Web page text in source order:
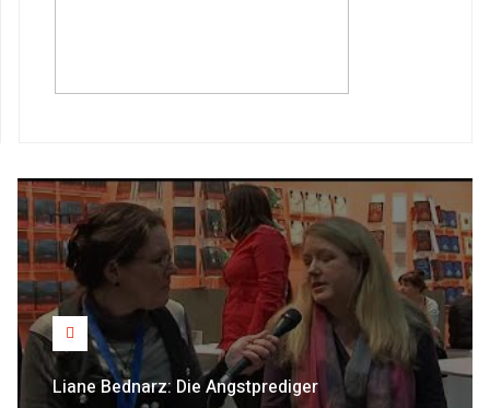
Liane Bednarz: Die Angstprediger